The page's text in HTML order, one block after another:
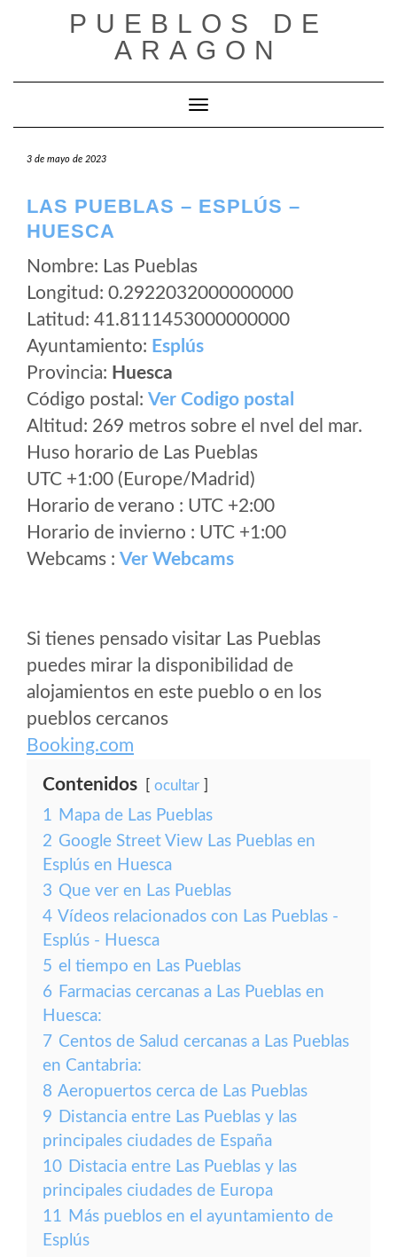
PUEBLOS DE
ARAGON
Cambiar modo de navegación
3 de mayo de 2023
LAS PUEBLAS – ESPLÚS –
HUESCA
Nombre: Las Pueblas
Longitud: 0.2922032000000000
Latitud: 41.8111453000000000
Ayuntamiento: Esplús
Provincia: Huesca
Código postal: Ver Codigo postal
Altitud: 269 metros sobre el nvel del mar.
Huso horario de Las Pueblas
UTC +1:00 (Europe/Madrid)
Horario de verano : UTC +2:00
Horario de invierno : UTC +1:00
Webcams : Ver Webcams
Si tienes pensado visitar Las Pueblas
puedes mirar la disponibilidad de
alojamientos en este pueblo o en los
pueblos cercanos
Booking.com
Contenidos ocultar
1 Mapa de Las Pueblas
2 Google Street View Las Pueblas en
Esplús en Huesca
3 Que ver en Las Pueblas
4 Vídeos relacionados con Las Pueblas -
Esplús - Huesca
5 el tiempo en Las Pueblas
6 Farmacias cercanas a Las Pueblas en
Huesca:
7 Centos de Salud cercanas a Las Pueblas
en Cantabria:
8 Aeropuertos cerca de Las Pueblas
9 Distancia entre Las Pueblas y las
principales ciudades de España
10 Distacia entre Las Pueblas y las
principales ciudades de Europa
11 Más pueblos en el ayuntamiento de
Esplús